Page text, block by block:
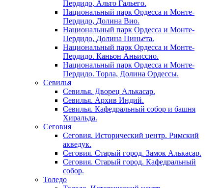
Пердидо, Альто Гальего.
Национальный парк Ордесса и Монте-
Пердидо, Долина Вио.
Национальный парк Ордесса и Монте-
Пердидо, Долина Пиньета.
Национальный парк Ордесса и Монте-
Пердидо. Каньон Аньиссио.
Национальный парк Ордесса и Монте-
Пердидо. Торла, Долина Ордессы.
Севилья
Севилья. Дворец Алькасар.
Севилья. Архив Индий.
Севилья. Кафедральный собор и башня
Хиральда.
Сеговия
Сеговия. Исторический центр. Римский
акведук.
Сеговия. Старый город. Замок Алькасар.
Сеговия. Старый город. Кафедральный
собор.
Толедо